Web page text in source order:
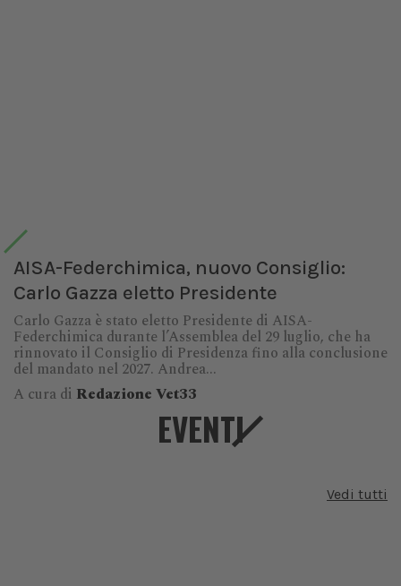
AISA-Federchimica, nuovo Consiglio:
Carlo Gazza eletto Presidente
Carlo Gazza è stato eletto Presidente di AISA-
Federchimica durante l’Assemblea del 29 luglio, che ha
rinnovato il Consiglio di Presidenza fino alla conclusione
del mandato nel 2027. Andrea...
A cura di Redazione Vet33
EVENTI
Vedi tutti